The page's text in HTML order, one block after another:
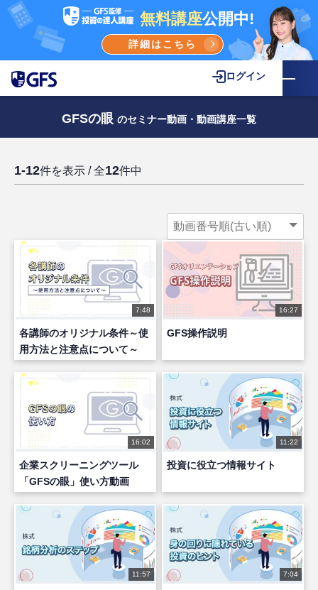
無料講座公開中!
詳細はこちら
ログイン
GFSの眼 のセミナー動画・動画講座一覧
1-12件を表示 / 全12件中
7:48
各講師のオリジナル条件～使
用方法と注意点について～
16:27
GFS操作説明
16:02
企業スクリーニングツール
「GFSの眼」使い方動画
11:22
投資に役立つ情報サイト
11:57 7:04